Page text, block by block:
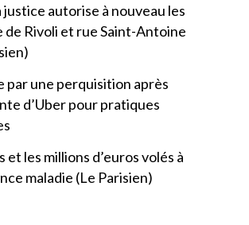
justice autorise à nouveau les
de Rivoli et rue Saint-Antoine
par une perquisition après
d’Uber pour pratiques
et les millions d’euros volés à
maladie (Le Parisien)